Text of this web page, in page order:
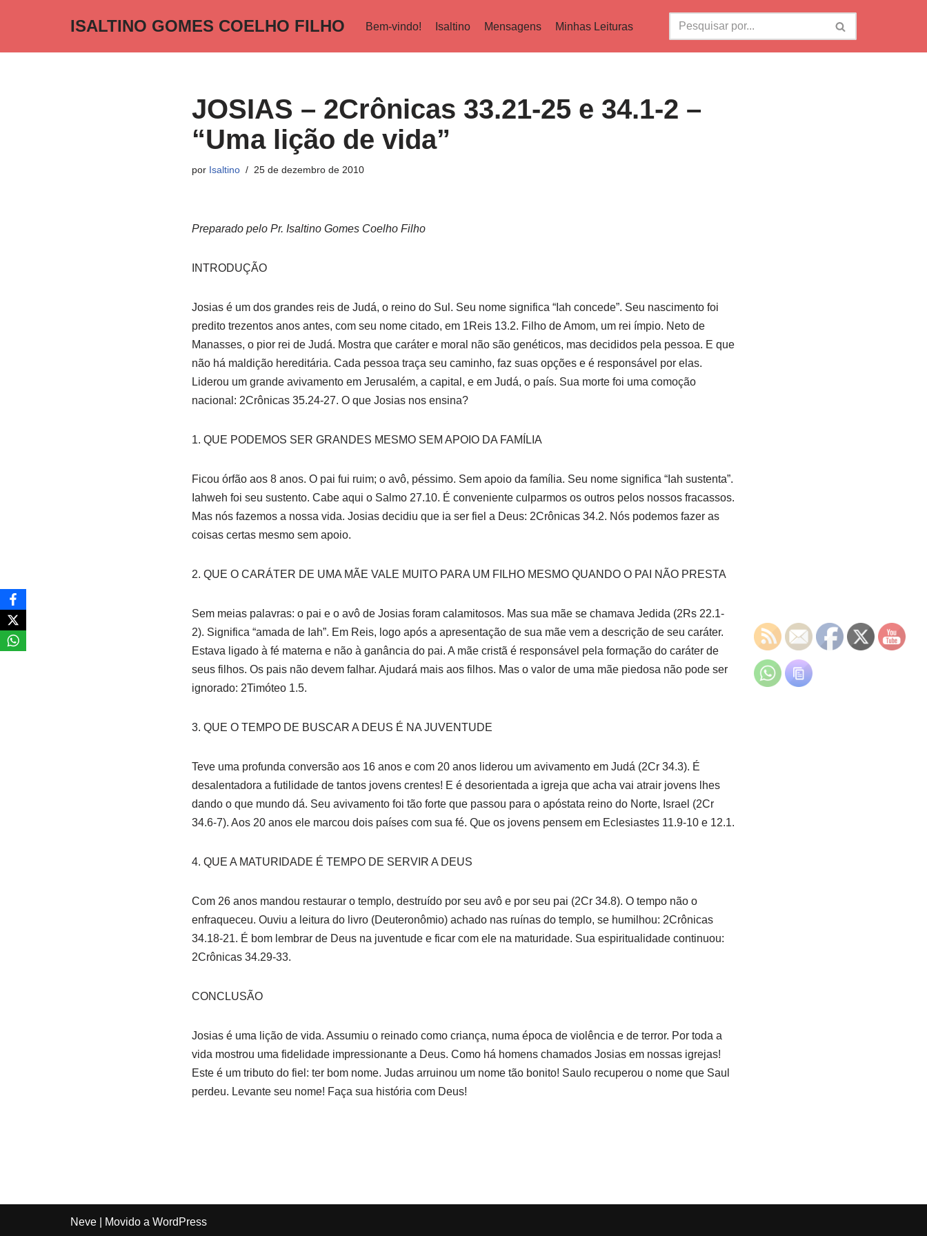
ISALTINO GOMES COELHO FILHO Bem-vindo! Isaltino Mensagens Minhas Leituras
JOSIAS – 2Crônicas 33.21-25 e 34.1-2 –
“Uma lição de vida”
por Isaltino 25 de dezembro de 2010
Preparado pelo Pr. Isaltino Gomes Coelho Filho
INTRODUÇÃO
Josias é um dos grandes reis de Judá, o reino do Sul. Seu nome significa “Iah concede”. Seu nascimento foi
predito trezentos anos antes, com seu nome citado, em 1Reis 13.2. Filho de Amom, um rei ímpio. Neto de
Manasses, o pior rei de Judá. Mostra que caráter e moral não são genéticos, mas decididos pela pessoa. E que
não há maldição hereditária. Cada pessoa traça seu caminho, faz suas opções e é responsável por elas.
Liderou um grande avivamento em Jerusalém, a capital, e em Judá, o país. Sua morte foi uma comoção
nacional: 2Crônicas 35.24-27. O que Josias nos ensina?
1. QUE PODEMOS SER GRANDES MESMO SEM APOIO DA FAMÍLIA
Ficou órfão aos 8 anos. O pai fui ruim; o avô, péssimo. Sem apoio da família. Seu nome significa “Iah sustenta”.
Iahweh foi seu sustento. Cabe aqui o Salmo 27.10. É conveniente culparmos os outros pelos nossos fracassos.
Mas nós fazemos a nossa vida. Josias decidiu que ia ser fiel a Deus: 2Crônicas 34.2. Nós podemos fazer as
coisas certas mesmo sem apoio.
2. QUE O CARÁTER DE UMA MÃE VALE MUITO PARA UM FILHO MESMO QUANDO O PAI NÃO PRESTA
Sem meias palavras: o pai e o avô de Josias foram calamitosos. Mas sua mãe se chamava Jedida (2Rs 22.1-
2). Significa “amada de Iah”. Em Reis, logo após a apresentação de sua mãe vem a descrição de seu caráter.
Estava ligado à fé materna e não à ganância do pai. A mãe cristã é responsável pela formação do caráter de
seus filhos. Os pais não devem falhar. Ajudará mais aos filhos. Mas o valor de uma mãe piedosa não pode ser
ignorado: 2Timóteo 1.5.
3. QUE O TEMPO DE BUSCAR A DEUS É NA JUVENTUDE
Teve uma profunda conversão aos 16 anos e com 20 anos liderou um avivamento em Judá (2Cr 34.3). É
desalentadora a futilidade de tantos jovens crentes! E é desorientada a igreja que acha vai atrair jovens lhes
dando o que mundo dá. Seu avivamento foi tão forte que passou para o apóstata reino do Norte, Israel (2Cr
34.6-7). Aos 20 anos ele marcou dois países com sua fé. Que os jovens pensem em Eclesiastes 11.9-10 e 12.1.
4. QUE A MATURIDADE É TEMPO DE SERVIR A DEUS
Com 26 anos mandou restaurar o templo, destruído por seu avô e por seu pai (2Cr 34.8). O tempo não o
enfraqueceu. Ouviu a leitura do livro (Deuteronômio) achado nas ruínas do templo, se humilhou: 2Crônicas
34.18-21. É bom lembrar de Deus na juventude e ficar com ele na maturidade. Sua espiritualidade continuou:
2Crônicas 34.29-33.
CONCLUSÃO
Josias é uma lição de vida. Assumiu o reinado como criança, numa época de violência e de terror. Por toda a
vida mostrou uma fidelidade impressionante a Deus. Como há homens chamados Josias em nossas igrejas!
Este é um tributo do fiel: ter bom nome. Judas arruinou um nome tão bonito! Saulo recuperou o nome que Saul
perdeu. Levante seu nome! Faça sua história com Deus!
Neve | Movido a WordPress